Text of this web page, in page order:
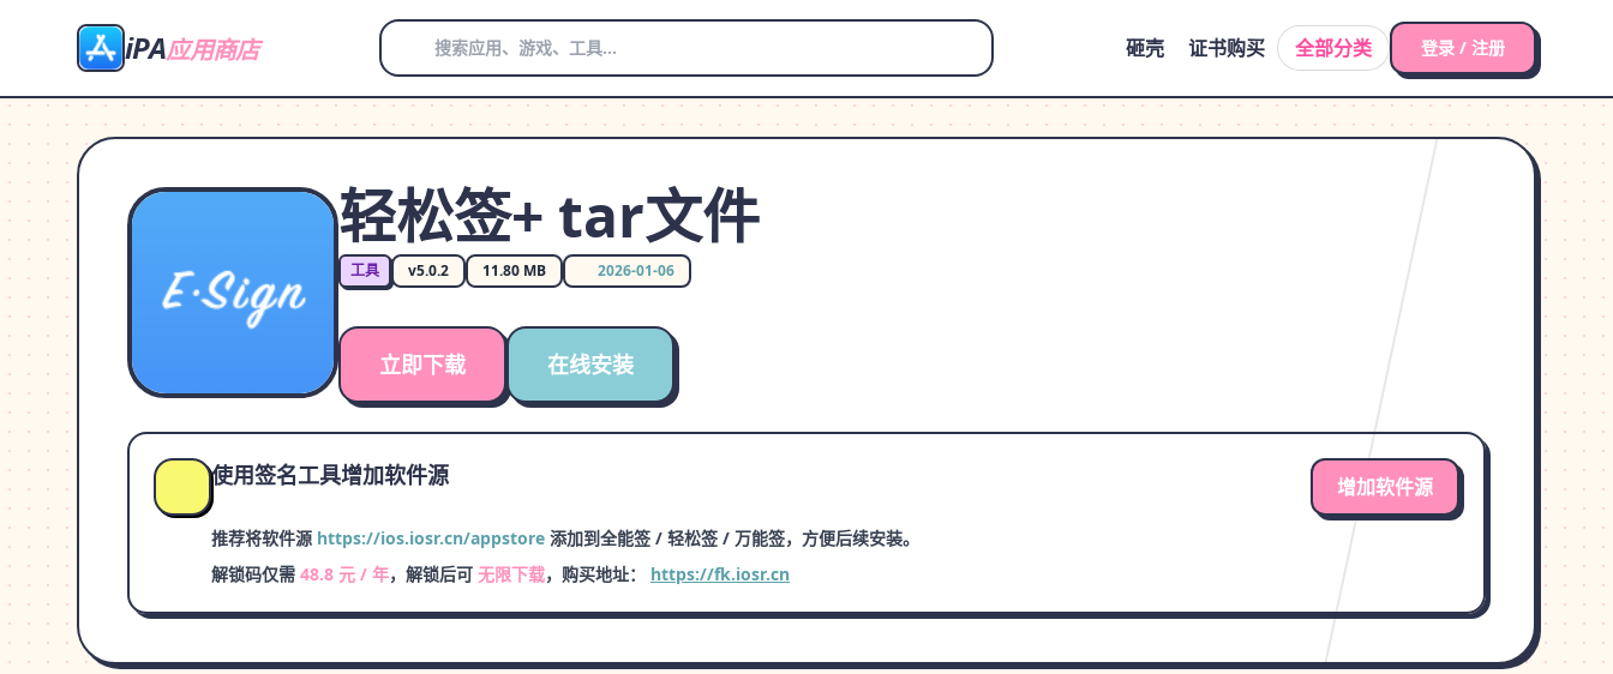
iPA应用商店 砸壳 证书购买 全部分类 登录 / 注册
轻松签+ tar文件
工具 v5.0.2 11.80 MB 2026-01-06
立即下载 在线安装
使用签名工具增加软件源 增加软件源
推荐将软件源 https://ios.iosr.cn/appstore 添加到全能签 / 轻松签 / 万能签，方便后续安装。
解锁码仅需 48.8 元 / 年，解锁后可 无限下载，购买地址： https://fk.iosr.cn